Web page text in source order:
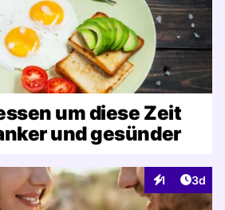
um diese Zeit
und gesünder
1
Interaktionen
3d